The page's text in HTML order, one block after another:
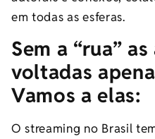
em todas as esferas.
Sem a “rua”
voltadas
Vamos a elas:
O streaming no Brasil